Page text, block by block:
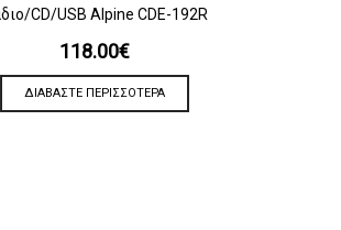
CD/USB Alpine CDE-192R
118.00€
ΔΙΑΒΆΣΤΕ ΠΕΡΙΣΣΌΤΕΡΑ